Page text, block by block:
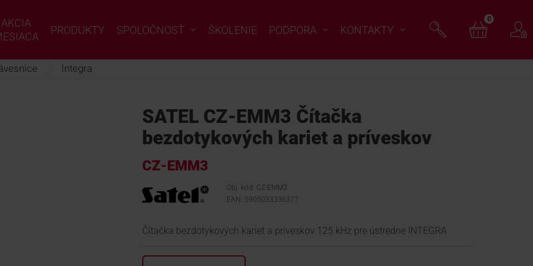
AKCIA
PRODUKTY SPOLOČNOSŤ ŠKOLENIE PODPORA KONTAKTY
0
Integra
SATEL CZ-EMM3 Čítačka
bezdotykových kariet a príveskov
CZ-EMM3
Obj. kód: CZ-EMM3
EAN: 5905033336377
Čítačka bezdotykových kariet a príveskov 125 kHz pre ústredne INTEGRA